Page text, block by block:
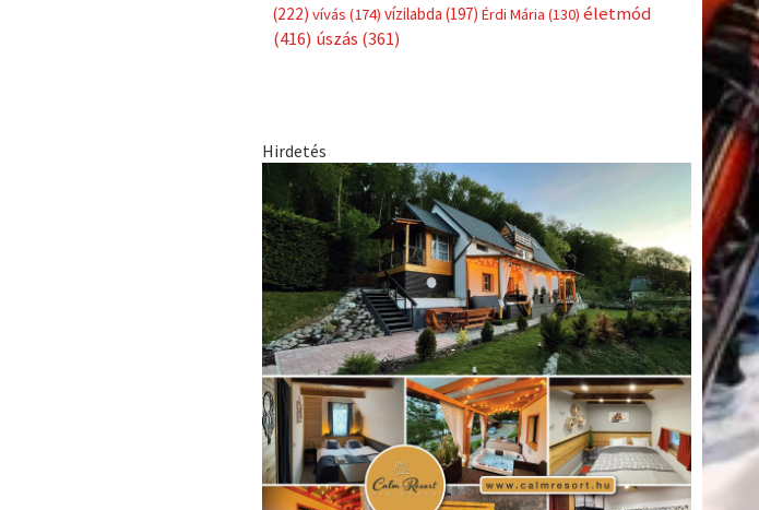
(222) vívás (174) vízilabda (197) Érdi Mária (130) életmód
(416) úszás (361)
Hirdetés